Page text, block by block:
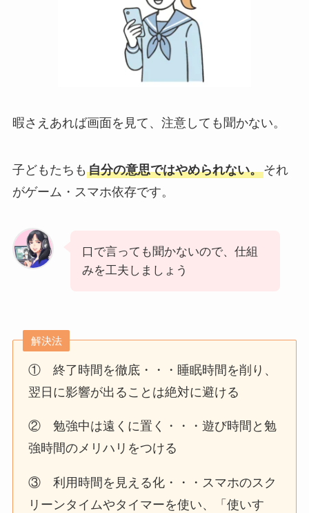
暇さえあれば画面を見て、注意しても聞かない。
子どもたちも 自分の意思ではやめられない。それ
がゲーム・スマホ依存です。
口で言っても聞かないので、仕組
みを工夫しましょう
解決法
① 終了時間を徹底・・・睡眠時間を削り、
翌日に影響が出ることは絶対に避ける
② 勉強中は遠くに置く・・・遊び時間と勉
強時間のメリハリをつける
③ 利用時間を見える化・・・スマホのスク
リーンタイムやタイマーを使い、「使いす